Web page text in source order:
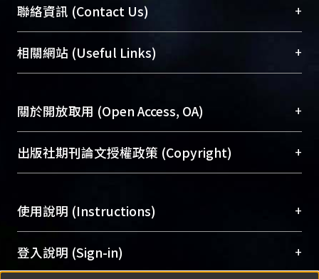
臺大位居世界頂尖大學之列，為永久珍藏及向國際
展現本校豐碩的研究成果及學術能量，圖書館整合
機構典藏（NTUR）與學術庫（AH）不同功能平
台，成為臺大學術典藏NTU scholars。期能整合研
成果。
To permanently archive and promote researcher
profiles and scholarly works, Library integrates the
services of “NTU Repository” with “Academic
聯絡資訊 (Contact Us) +
總館學科館員(Main Library)
醫學圖書館學科館員(Medical Library)
Sciences Library)
相關網站 (Useful Links) +
關於開放取用 (Open Access, OA) +
開放取用是從使用者角度提升資訊取用性的社會運
動，應用在學術研究上是透過將研究著作公開供使
用逐年攀升。同時可加速研究發展、提升研究影響
Archive）平台。 （點選深入了解OA）
出版社期刊論文授權政策 (Copyright) +
含部分內容的版權非匯入者所有，或由第三方贊
助與合作完成，請確認該版權所有者及第三方同
意提供此授權。
Please represent that the submission is your
使用說明 (Instructions) +
網站簡介(Quickstart Guide)
使用手冊(Instruction Manual)
登入說明 (Sign-in) +